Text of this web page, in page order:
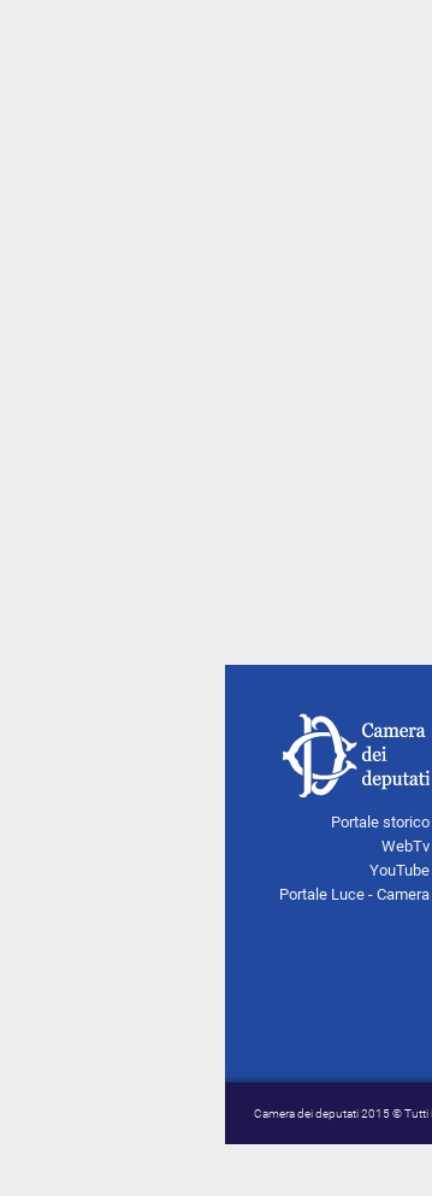
Portale storico
WebTv
YouTube
Portale Luce - Camera
Camera dei deputati 2015 © Tutti